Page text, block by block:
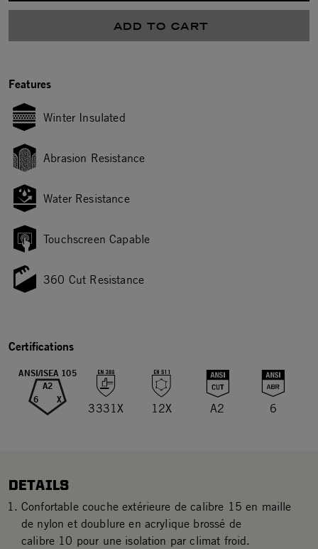
ADD TO CART
Features
Winter Insulated
Abrasion Resistance
Water Resistance
Touchscreen Capable
360 Cut Resistance
Certifications
ANSI/ISEA 105
A2
6 X
3331X 12X A2 6
DETAILS
Confortable couche extérieure de calibre 15 en maille
de nylon et doublure en acrylique brossé de
calibre 10 pour une isolation par climat froid.